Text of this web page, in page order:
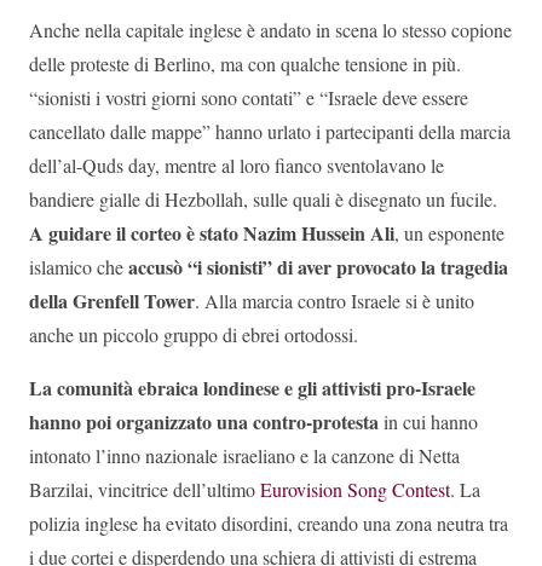
Anche nella capitale inglese è andato in scena lo stesso copione
delle proteste di Berlino, ma con qualche tensione in più.
“sionisti i vostri giorni sono contati” e “Israele deve essere
cancellato dalle mappe” hanno urlato i partecipanti della marcia
dell’al-Quds day, mentre al loro fianco sventolavano le
bandiere gialle di Hezbollah, sulle quali è disegnato un fucile.
A guidare il corteo è stato Nazim Hussein Ali, un esponente
islamico cheaccusò “i sionisti” di aver provocato la tragedia
della Grenfell Tower. Alla marcia contro Israele si è unito
anche un piccolo gruppo di ebrei ortodossi.
La comunità ebraica londinese e gli attivisti pro-Israele
hanno poi organizzato una contro-protestain cui hanno
intonato l’inno nazionale israeliano e la canzone di Netta
Barzilai, vincitrice dell’ultimoEurovision Song Contest. La
polizia inglese ha evitato disordini, creando una zona neutra tra
i due cortei e disperdendo una schiera di attivisti di estrema